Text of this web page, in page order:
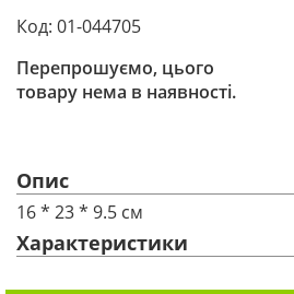
Код: 01-044705
Перепрошуємо, цього
товару нема в наявності.
Опис
16 * 23 * 9.5 см
Характеристики